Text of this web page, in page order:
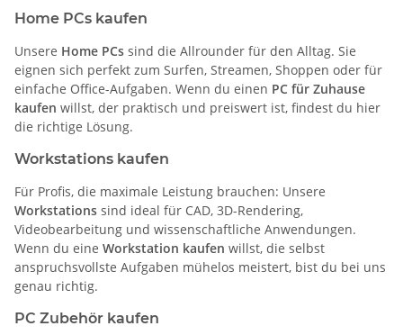
Home PCs kaufen
Unsere Home PCs sind die Allrounder für den Alltag. Sie
eignen sich perfekt zum Surfen, Streamen, Shoppen oder für
einfache Office-Aufgaben. Wenn du einen PC für Zuhause
kaufen willst, der praktisch und preiswert ist, findest du hier
die richtige Lösung.
Workstations kaufen
Für Profis, die maximale Leistung brauchen: Unsere
Workstations sind ideal für CAD, 3D-Rendering,
Videobearbeitung und wissenschaftliche Anwendungen.
Wenn du eine Workstation kaufen willst, die selbst
anspruchsvollste Aufgaben mühelos meistert, bist du bei uns
genau richtig.
PC Zubehör kaufen